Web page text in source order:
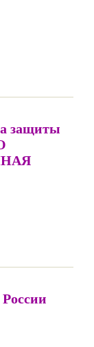
защиты